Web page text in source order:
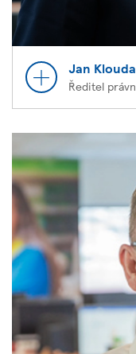
Jan Klouda
Ředitel